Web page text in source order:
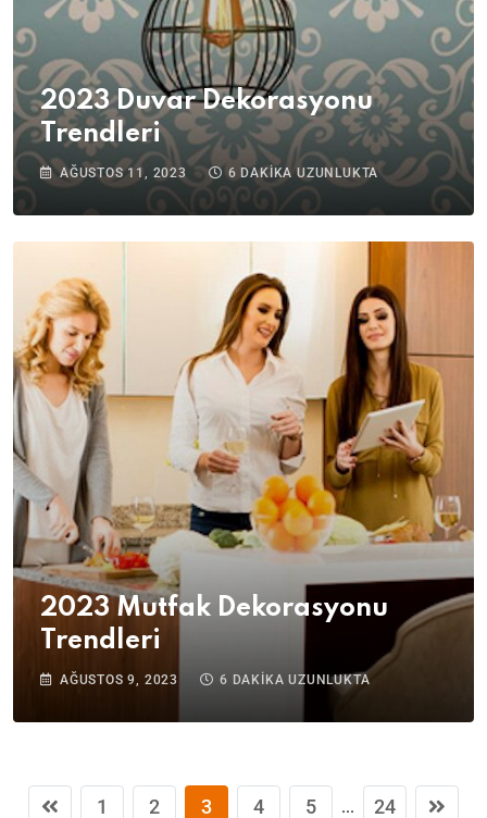
2023 Duvar Dekorasyonu
Trendleri
AĞUSTOS 11, 2023 6 DAKIKA UZUNLUKTA
2023 Mutfak Dekorasyonu
Trendleri
AĞUSTOS 9, 2023 6 DAKIKA UZUNLUKTA
1 2 3 4 5 ... 24